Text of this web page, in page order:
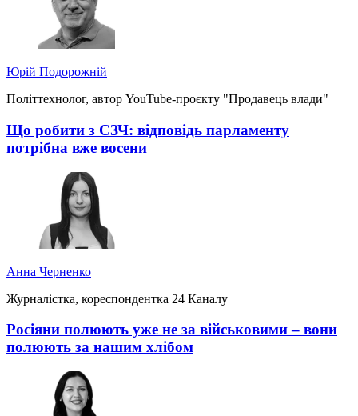
Юрій Подорожній
Політтехнолог, автор YouTube-проєкту "Продавець влади"
Що робити з СЗЧ: відповідь парламенту
потрібна вже восени
Анна Черненко
Журналістка, кореспондентка 24 Каналу
Росіяни полюють уже не за військовими – вони
полюють за нашим хлібом